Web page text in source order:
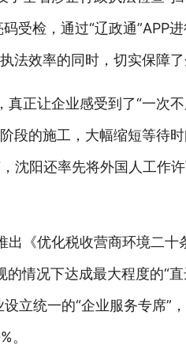
受检，通过“辽政通”APP
法效率的同时，切实保障了
正让企业感受到了“一次
段的施工，大幅缩短等待
沈阳还率先将外国人工作
《优化税收营商环境二十
情况下达成最大程度的“
立统一的“企业服务专席”
。